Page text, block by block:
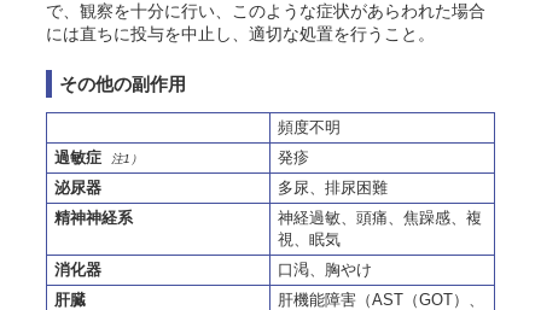
で、観察を十分に行い、このような症状があらわれた場合
には直ちに投与を中止し、適切な処置を行うこと。
その他の副作用
頻度不明
過敏症
注1）
発疹
泌尿器
多尿、排尿困難
精神神経系
神経過敏、頭痛、焦躁感、複
視、眠気
消化器
口渇、胸やけ
肝臓
肝機能障害（AST（GOT）、